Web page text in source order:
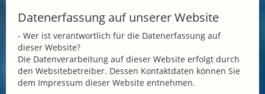
Datenerfassung auf unserer Website
- Wer ist verantwortlich für die Datenerfassung auf
dieser Website?
Die Datenverarbeitung auf dieser Website erfolgt durch
den Websitebetreiber. Dessen Kontaktdaten können Sie
dem Impressum dieser Website entnehmen.